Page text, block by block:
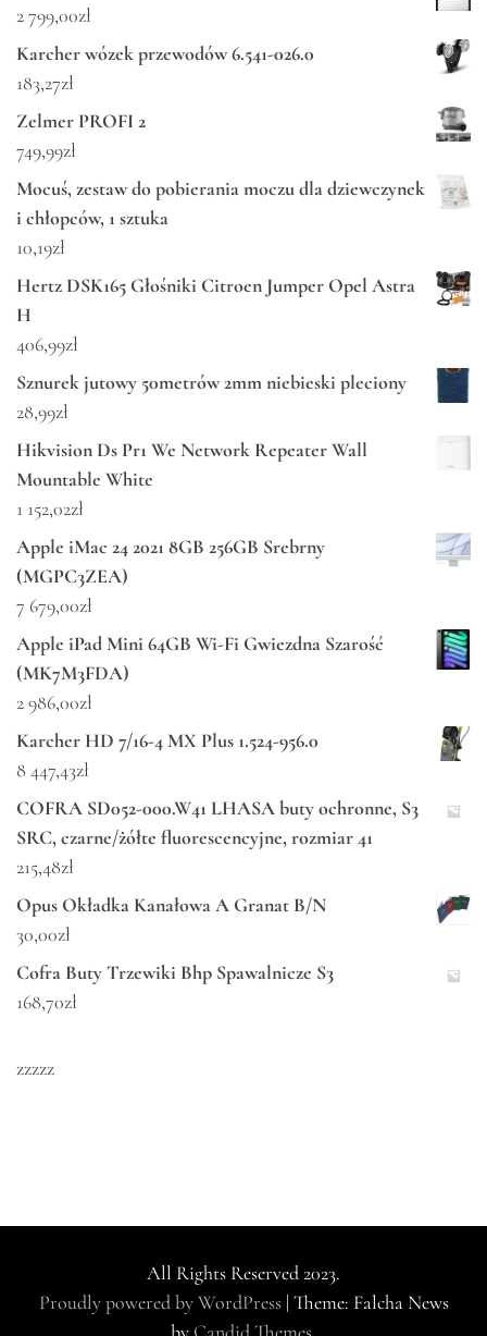
2 799,00zł
Karcher wózek przewodów 6.541-026.0
183,27zł
Zelmer PROFI 2
749,99zł
Mocuś, zestaw do pobierania moczu dla dziewczynek
i chłopców, 1 sztuka
10,19zł
Hertz DSK165 Głośniki Citroen Jumper Opel Astra
H
406,99zł
Sznurek jutowy 50metrów 2mm niebieski pleciony
28,99zł
Hikvision Ds Pr1 We Network Repeater Wall
Mountable White
1 152,02zł
Apple iMac 24 2021 8GB 256GB Srebrny
(MGPC3ZEA)
7 679,00zł
Apple iPad Mini 64GB Wi-Fi Gwiezdna Szarość
(MK7M3FDA)
2 986,00zł
Karcher HD 7/16-4 MX Plus 1.524-956.0
8 447,43zł
COFRA SD052-000.W41 LHASA buty ochronne, S3
SRC, czarne/żółte fluorescencyjne, rozmiar 41
215,48zł
Opus Okładka Kanałowa A Granat B/N
30,00zł
Cofra Buty Trzewiki Bhp Spawalnicze S3
168,70zł
zzzzz
All Rights Reserved 2023.
Proudly powered by WordPress | Theme: Falcha News